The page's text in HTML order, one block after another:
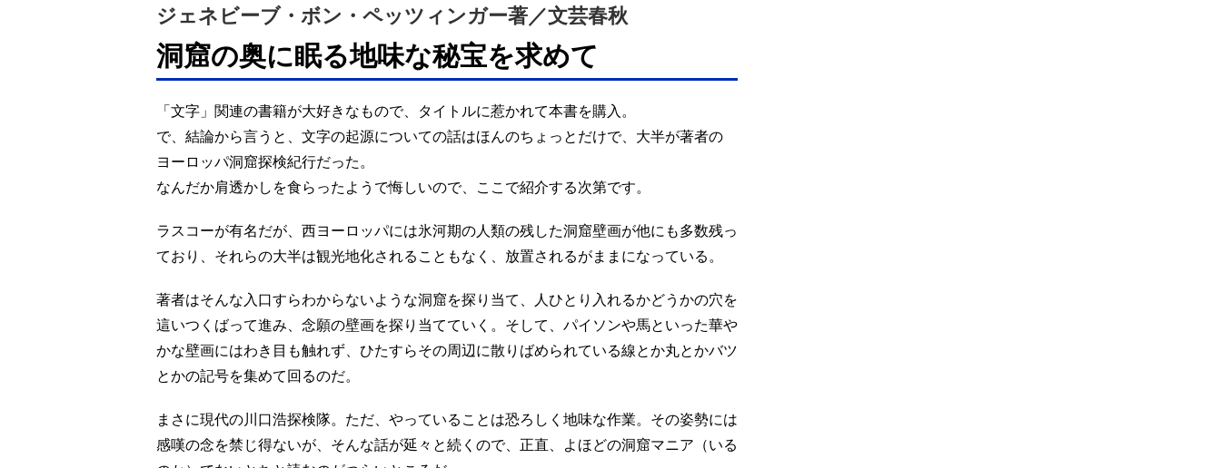
ジェネビーブ・ボン・ペッツィンガー著／文芸春秋
洞窟の奥に眠る地味な秘宝を求めて
「文字」関連の書籍が大好きなもので、タイトルに惹かれて本書を購入。
で、結論から言うと、文字の起源についての話はほんのちょっとだけで、大半が著者の
ヨーロッパ洞窟探検紀行だった。
なんだか肩透かしを食らったようで悔しいので、ここで紹介する次第です。
ラスコーが有名だが、西ヨーロッパには氷河期の人類の残した洞窟壁画が他にも多数残っ
ており、それらの大半は観光地化されることもなく、放置されるがままになっている。
著者はそんな入口すらわからないような洞窟を探り当て、人ひとり入れるかどうかの穴を
這いつくばって進み、念願の壁画を探り当てていく。そして、パイソンや馬といった華や
かな壁画にはわき目も触れず、ひたすらその周辺に散りばめられている線とか丸とかバツ
とかの記号を集めて回るのだ。
まさに現代の川口浩探検隊。ただ、やっていることは恐ろしく地味な作業。その姿勢には
感嘆の念を禁じ得ないが、そんな話が延々と続くので、正直、よほどの洞窟マニア（いる